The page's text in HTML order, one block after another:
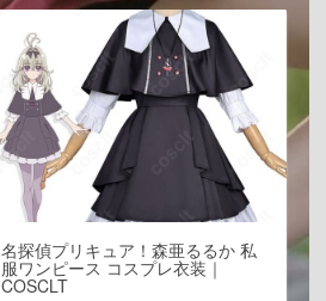
名探偵プリキュア！森亜るるか 私
服ワンピース コスプレ衣装｜
COSCLT